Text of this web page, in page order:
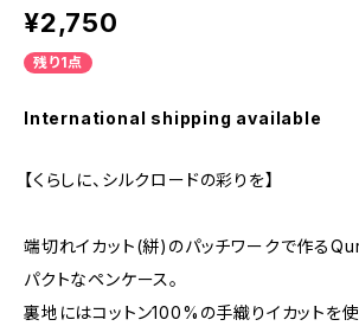
¥2,750
残り1点
International shipping available
【くらしに、シルクロードの彩りを】
端切れイカット(絣)のパッチワークで作る
パクトなペンケース。
裏地にはコットン100%の手織りイカットを